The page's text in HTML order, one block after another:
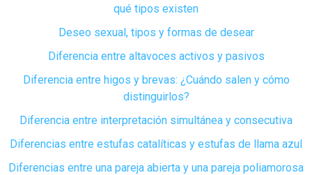
qué tipos existen
Deseo sexual, tipos y formas de desear
Diferencia entre altavoces activos y pasivos
Diferencia entre higos y brevas: ¿Cuándo salen y cómo
distinguirlos?
Diferencia entre interpretación simultánea y consecutiva
Diferencias entre estufas catalíticas y estufas de llama azul
Diferencias entre una pareja abierta y una pareja poliamorosa